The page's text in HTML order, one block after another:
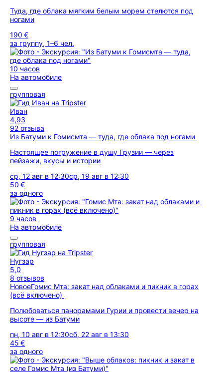
Туда, где облака мягким белым морем стелются под
ногами
190 €
за группу, 1–6 чел.
10 часов
На автомобиле
групповая
Иван
4,93
92 отзыва
Из Батуми к Гомисмта — туда, где облака под ногами
Настоящее погружение в душу Грузии — через
пейзажи, вкусы и истории
ср, 12 авг в 12:30ср, 19 авг в 12:30
50 €
за одного
9 часов
На автомобиле
групповая
Нугзар
5,0
8 отзывов
НовоеГомис Мта: закат над облаками и пикник в горах
(всё включено)
Полюбоваться панорамами Гурии и провести вечер на
высоте — из Батуми
пн, 10 авг в 12:30сб, 22 авг в 13:30
45 €
за одного